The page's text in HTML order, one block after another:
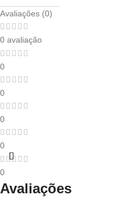
Avaliações (0)
0 avaliação
0
0
0
0
0
Avaliações